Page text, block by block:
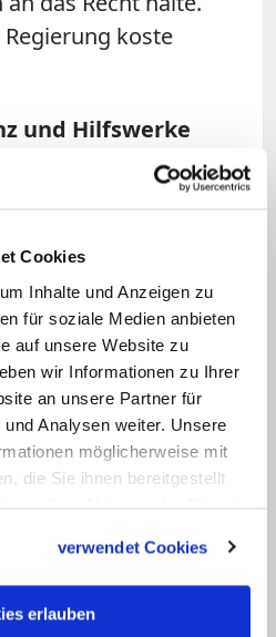
Cookies
Inhalte und Anzeigen zu
für soziale Medien anbieten
auf unsere Website zu
wir Informationen zu Ihrer
an unsere Partner für
Analysen weiter. Unsere
möglicherweise mit
die Sie ihnen bereitgestellt
verwendet Cookies
erlauben
koste
und Hilfswerke
in Gefahr
States Agency for
(USAID) mit
und einem
mehr als 40
angekündigt,
eine drastische
verfügt hatte. Die
Behörde Korruption
vor.
in aller Welt,
Hilfswerke in